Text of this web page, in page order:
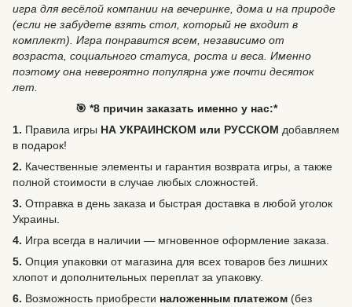
игра для весёлой компании на вечеринке, дома и на природе
(если не забудете взять стол, который не входит в
комплект). Игра понравится всем, независимо от
возраста, социального статуса, роста и веса. Именно
поэтому она невероятно популярна уже почти десяток
лет.
🎯 *8 причин заказать именно у нас:*
1. Правила игры НА УКРАИНСКОМ или РУССКОМ добавляем
в подарок!
2. Качественные элементы и гарантия возврата игры, а также
полной стоимости в случае любых сложностей.
3. Отправка в день заказа и быстрая доставка в любой уголок
Украины.
4. Игра всегда в наличии — мгновенное оформление заказа.
5. Опция упаковки от магазина для всех товаров без лишних
хлопот и дополнительных переплат за упаковку.
6. Возможность приобрести наложенным платежом (без